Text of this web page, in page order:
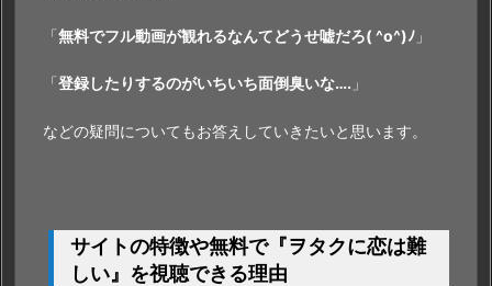
「無料でフル動画が観れるなんてどうせ嘘だろ( ^o^)ﾉ 」
「 登録したりするのがいちいち面倒臭いな…. 」
などの疑問についてもお答えしていきたいと思います。
サイトの特徴や無料で『ヲタクに恋は難
しい』を視聴できる理由